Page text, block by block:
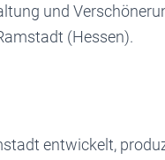
und
(Hessen).
entwickelt,